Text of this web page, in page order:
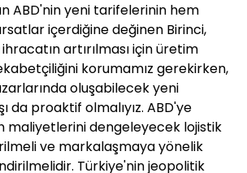
ABD'nin yeni tarifelerinin hem
içerdiğine değinen Birinci,
ihracatın artırılması için üretim
korumamız gerekirken,
oluşabilecek yeni
da proaktif olmalıyız. ABD'ye
maliyetlerini dengeleyecek lojistik
ve markalaşmaya yönelik
Türkiye'nin jeopolitik